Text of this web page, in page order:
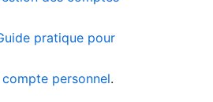
pratique pour
personnel.